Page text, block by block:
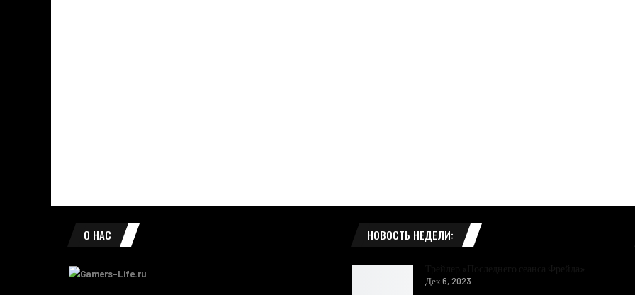
О НАС НОВОСТЬ НЕДЕЛИ:
Дек 6, 2023